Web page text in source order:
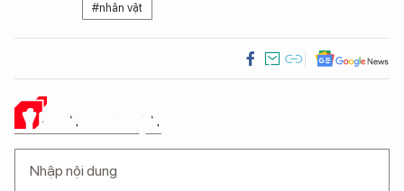
#nhân vật
Ý KIẾN CỦA BẠN